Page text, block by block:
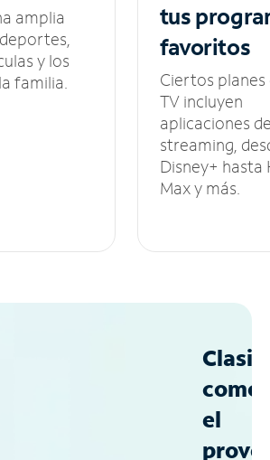
amplia
y los
familia.
tus
favoritos
Ciertos planes
TV incluyen
aplicaciones
streaming,
Disney+ hasta
Max y más.
como
el